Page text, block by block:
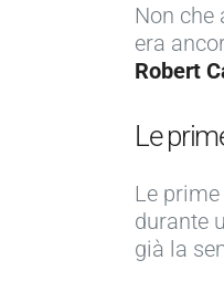
Non che
era
Robert
Le
Le
durante
già la